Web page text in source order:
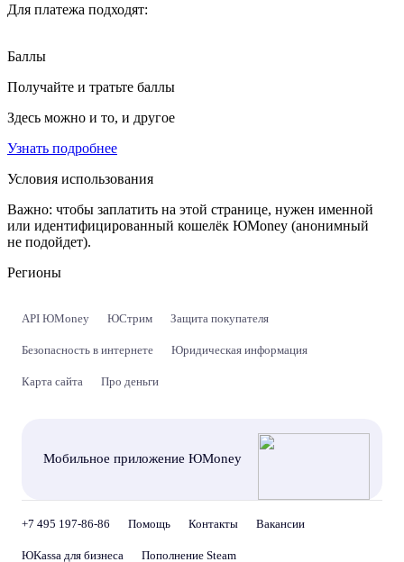
Для платежа подходят:
Баллы
Получайте и тратьте баллы
Здесь можно и то, и другое
Узнать подробнее
Условия использования
Важно: чтобы заплатить на этой странице, нужен именной
или идентифицированный кошелёк ЮMoney (анонимный
не подойдет).
Регионы
API ЮMoney ЮСтрим Защита покупателя
Безопасность в интернете Юридическая информация
Карта сайта Про деньги
Мобильное приложение ЮMoney
+7 495 197-86-86 Помощь Контакты Вакансии
ЮKassa для бизнеса Пополнение Steam